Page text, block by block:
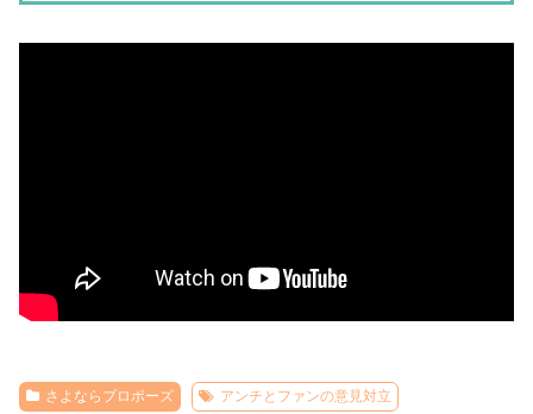
さよならプロポーズ
アンチとファンの意見対立